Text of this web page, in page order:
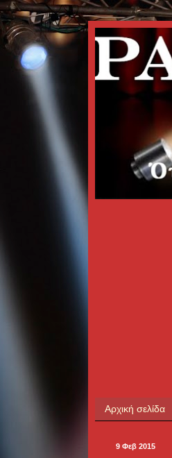
Αρχική σελίδα
9 Φεβ 2015